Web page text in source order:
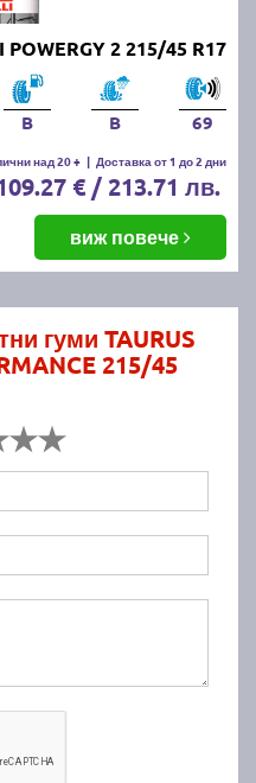
2 215/45 R17
B B 69
над 20 + | Доставка от 1 до 2 дни
€ / 213.71 лв.
виж повече
гуми TAURUS
215/45